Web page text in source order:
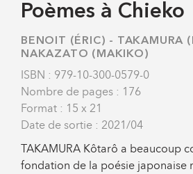
Poèmes à Chieko
BENOIT (ÉRIC) - TAKAMURA
NAKAZATO (MAKIKO)
ISBN : 979-10-300-0579-0
Nombre de pages : 176
Format : 15 x 21
Date de sortie : 2021/04
TAKAMURA Kôtarô a beaucoup
fondation de la poésie japonaise